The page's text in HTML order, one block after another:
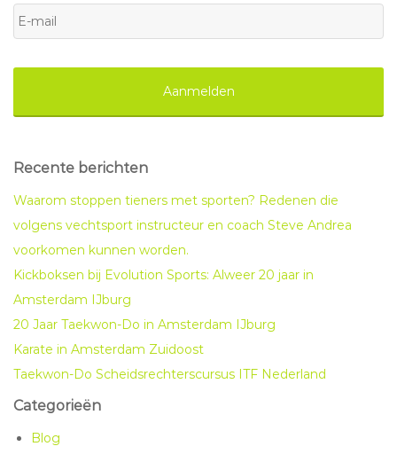
Achternaam
E-
mail *
Recente berichten
Waarom stoppen tieners met sporten? Redenen die
volgens vechtsport instructeur en coach Steve Andrea
voorkomen kunnen worden.
Kickboksen bij Evolution Sports: Alweer 20 jaar in
Amsterdam IJburg
20 Jaar Taekwon-Do in Amsterdam IJburg
Karate in Amsterdam Zuidoost
Taekwon-Do Scheidsrechterscursus ITF Nederland
Categorieën
Blog